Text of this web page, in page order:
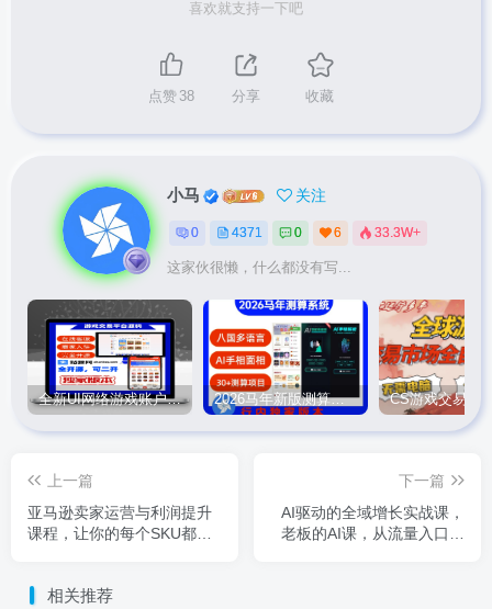
喜欢就支持一下吧
点赞 38 分享 收藏
小马 关注
0 4371 0 6 33.3W+
这家伙很懒，什么都没有写...
全新UI网络游戏账户交易平台系统 全开源版本 2026马年新版测算系统源码
上一篇
亚马逊卖家运营与利润提升
课程，让你的每个SKU都成
下一篇
AI驱动的全域增长实战课，
老板的AI课，从流量入口到
相关推荐